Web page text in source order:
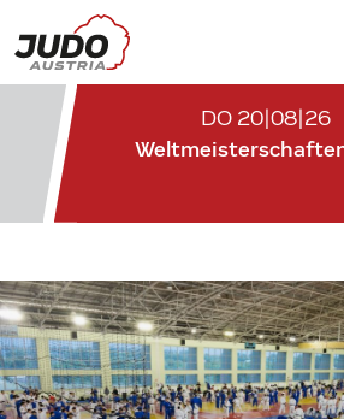
DO 20|08|26